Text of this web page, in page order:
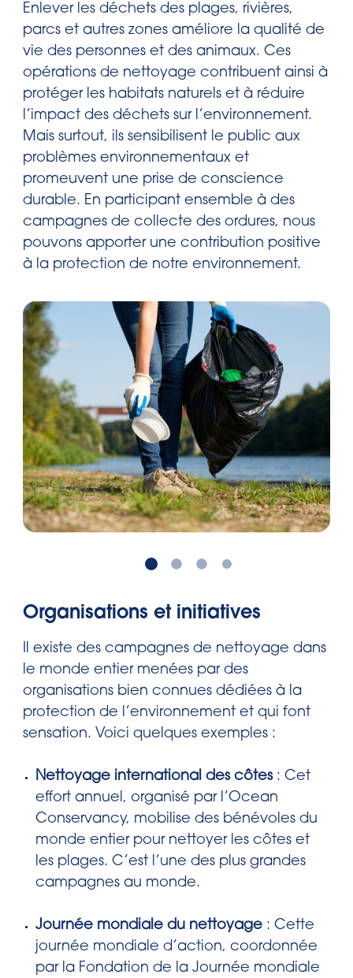
Enlever les déchets des plages, rivières,
parcs et autres zones améliore la qualité de
vie des personnes et des animaux. Ces
opérations de nettoyage contribuent ainsi à
protéger les habitats naturels et à réduire
l’impact des déchets sur l’environnement.
Mais surtout, ils sensibilisent le public aux
problèmes environnementaux et
promeuvent une prise de conscience
durable. En participant ensemble à des
campagnes de collecte des ordures, nous
pouvons apporter une contribution positive
à la protection de notre environnement.
Organisations et initiatives
Il existe des campagnes de nettoyage dans
le monde entier menées par des
organisations bien connues dédiées à la
protection de l’environnement et qui font
sensation. Voici quelques exemples :
Nettoyage international des côtes: Cet
effort annuel, organisé par l’Ocean
Conservancy, mobilise des bénévoles du
monde entier pour nettoyer les côtes et
les plages. C’est l’une des plus grandes
campagnes au monde.
Journée mondiale du nettoyage : Cette
journée mondiale d’action, coordonnée
par la Fondation de la Journée mondiale